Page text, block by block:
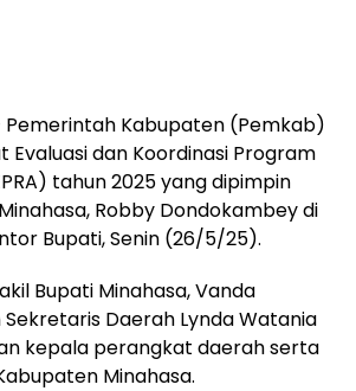
Pemerintah Kabupaten (Pemkab)
Evaluasi dan Koordinasi Program
tahun 2025 yang dipimpin
Robby Dondokambey di
Bupati, Senin (26/5/25).
Bupati Minahasa, Vanda
Daerah Lynda Watania
kepala perangkat daerah serta
Minahasa.